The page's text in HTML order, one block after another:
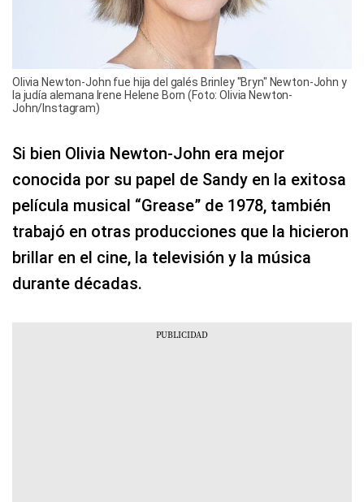
Olivia Newton-John fue hija del galés Brinley "Bryn" Newton-John y
la judía alemana Irene Helene Born (Foto: Olivia Newton-
John/Instagram)
Si bien Olivia Newton-John era mejor
conocida por su papel de Sandy en la exitosa
película musical “Grease” de 1978, también
trabajó en otras producciones que la hicieron
brillar en el cine, la televisión y la música
durante décadas.